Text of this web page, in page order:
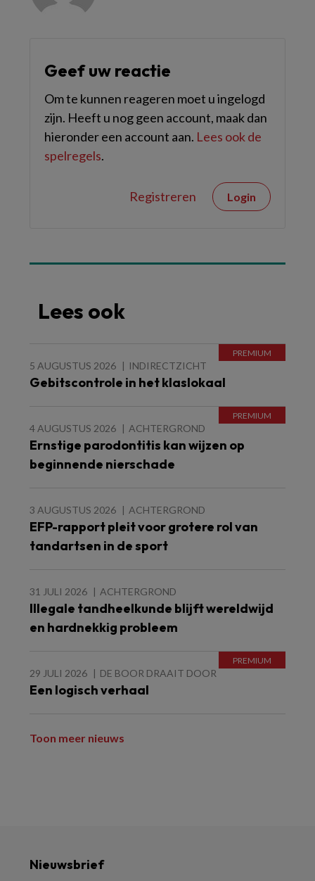
Geef uw reactie
Om te kunnen reageren moet u ingelogd
zijn. Heeft u nog geen account, maak dan
hieronder een account aan. Lees ook de
spelregels.
Registreren Login
Lees ook
5 AUGUSTUS 2026 INDIRECTZICHT
Gebitscontrole in het klaslokaal
4 AUGUSTUS 2026 ACHTERGROND
Ernstige parodontitis kan wijzen op
beginnende nierschade
3 AUGUSTUS 2026 ACHTERGROND
EFP-rapport pleit voor grotere rol van
tandartsen in de sport
31 JULI 2026 ACHTERGROND
Illegale tandheelkunde blijft wereldwijd
en hardnekkig probleem
29 JULI 2026 DE BOOR DRAAIT DOOR
Een logisch verhaal
Toon meer nieuws
Nieuwsbrief